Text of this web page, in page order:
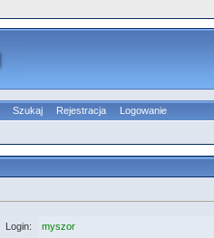
Szukaj Rejestracja
Logowanie
Login:
myszor